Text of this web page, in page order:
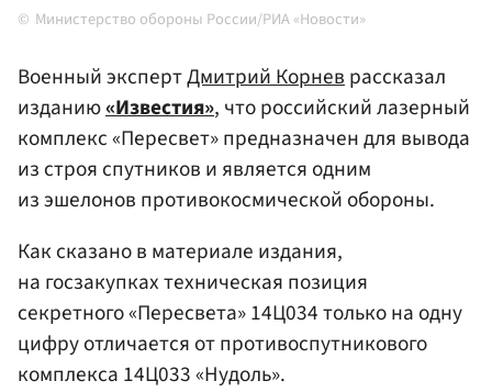
Министерство обороны России/РИА «Новости»
Военный экспертДмитрий Корневрассказал
изданию«Известия», что российский лазерный
комплекс «Пересвет» предназначен для вывода
из строя спутников и является одним
из эшелонов противокосмической обороны.
Как сказано в материале издания,
на госзакупках техническая позиция
секретного «Пересвета» 14Ц034 только на одну
цифру отличается от противоспутникового
комплекса 14Ц033 «Нудоль».